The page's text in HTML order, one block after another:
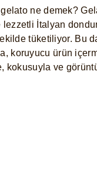
ne demek?
İtalyan
tüketiliyor. Bu
koruyucu ürün
kokusuyla ve